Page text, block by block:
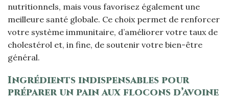
nutritionnels, mais vous favorisez également une
meilleure santé globale. Ce choix permet de renforcer
votre système immunitaire, d’améliorer votre taux de
cholestérol et, in fine, de soutenir votre bien-être
général.
Ingrédients indispensables pour
préparer un pain aux flocons d’avoine